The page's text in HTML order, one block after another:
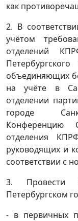
как
2. В
учётом
отделений
объединяющих
на учёте в
отделении
городе
Конференцию
отделения
руководящих и
соответствии с
3. Провести
Петербургском
- в первичных